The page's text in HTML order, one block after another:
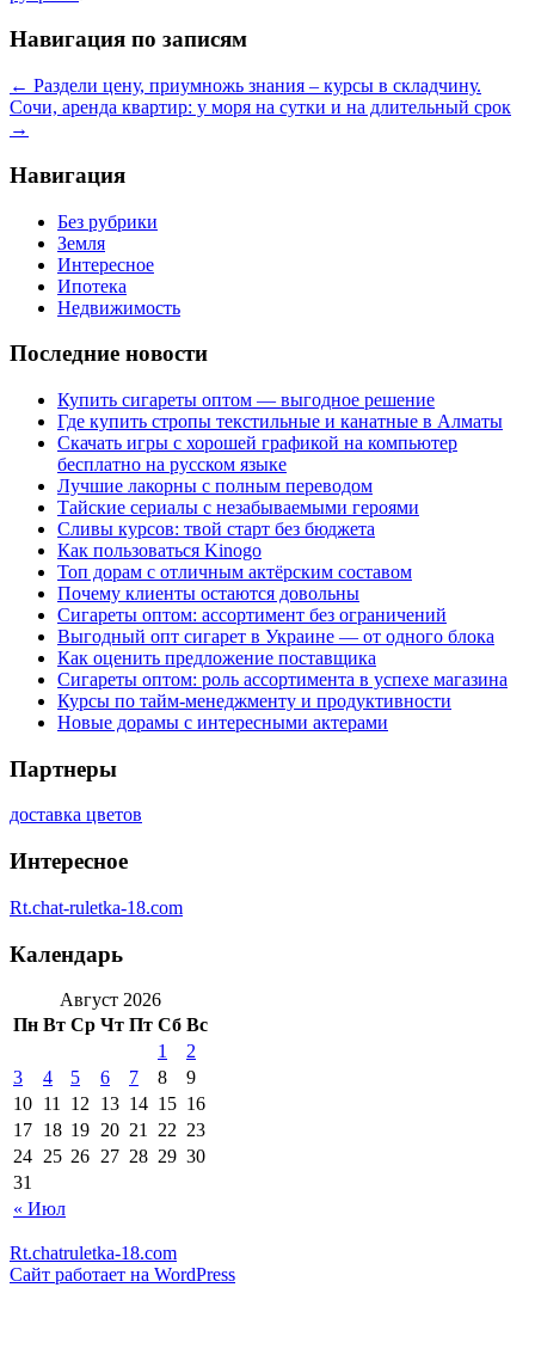
Навигация по записям
← Раздели цену, приумножь знания – курсы в складчину.
Сочи, аренда квартир: у моря на сутки и на длительный срок
→
Навигация
Без рубрики
Земля
Интересное
Ипотека
Недвижимость
Последние новости
Купить сигареты оптом — выгодное решение
Где купить стропы текстильные и канатные в Алматы
Скачать игры с хорошей графикой на компьютер
бесплатно на русском языке
Лучшие лакорны с полным переводом
Тайские сериалы с незабываемыми героями
Сливы курсов: твой старт без бюджета
Как пользоваться Kinogo
Топ дорам с отличным актёрским составом
Почему клиенты остаются довольны
Сигареты оптом: ассортимент без ограничений
Выгодный опт сигарет в Украине — от одного блока
Как оценить предложение поставщика
Сигареты оптом: роль ассортимента в успехе магазина
Курсы по тайм-менеджменту и продуктивности
Новые дорамы с интересными актерами
Партнеры
доставка цветов
Интересное
Rt.chat-ruletka-18.com
Календарь
Август 2026
Пн Вт Ср Чт Пт Сб Вс
« Июл
1
2
3
4 5 6 7 8
9
10 11 12 13 14 15 16
17 18 19 20 21 22 23
24 25 26 27 28 29 30
31
Rt.chatruletka-18.com
Сайт работает на WordPress